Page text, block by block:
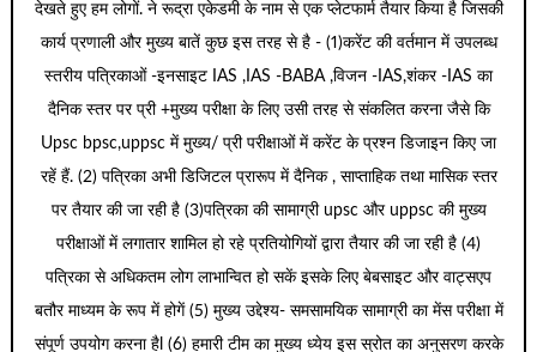
देखते हुए हम लोगों. ने रूद्रा एकेडमी के नाम से एक प्लेटफार्म तैयार किया है जिसकी
कार्य प्रणाली और मुख्य बातें कुछ इस तरह से है - (1)करेंट की वर्तमान में उपलब्ध
स्तरीय पत्रिकाओं -इनसाइट IAS ,IAS -BABA ,विजन -IAS,शंकर -IAS का
दैनिक स्तर पर प्री +मुख्य परीक्षा के लिए उसी तरह से संकलित करना जैसे कि
Upsc bpsc,uppsc में मुख्य/ प्री परीक्षाओं में करेंट के प्रश्न डिजाइन किए जा
रहें हैं. (2) पत्रिका अभी डिजिटल प्रारूप में दैनिक , साप्ताहिक तथा मासिक स्तर
पर तैयार की जा रही है (3)पत्रिका की सामाग्री upsc और uppsc की मुख्य
परीक्षाओं में लगातार शामिल हो रहे प्रतियोगियों द्वारा तैयार की जा रही है (4)
पत्रिका से अधिकतम लोग लाभान्वित हो सकें इसके लिए बेबसाइट और वाट्सएप
बतौर माध्यम के रूप में होगें (5) मुख्य उद्देश्य- समसामयिक सामाग्री का मेंस परीक्षा में
संपूर्ण उपयोग करना हैl (6) हमारी टीम का मुख्य ध्येय इस स्रोत का अनुसरण करके